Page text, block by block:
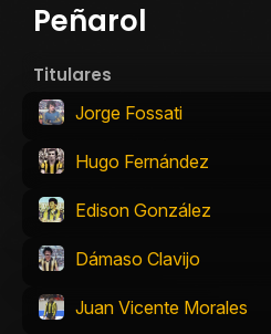
Peñarol
Titulares
Jorge Fossati
Hugo Fernández
Edison González
Dámaso Clavijo
Juan Vicente Morales